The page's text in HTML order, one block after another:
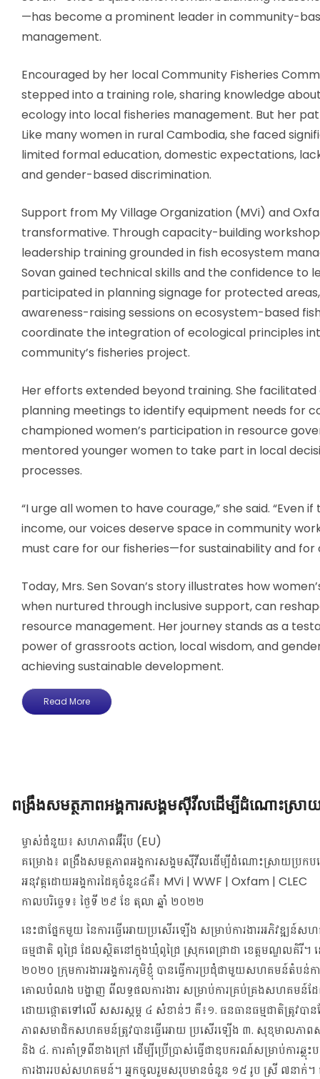
—has become a prominent leader in community-
management.
Encouraged by her local Community Fisheries
stepped into a training role, sharing knowledge
ecology into local fisheries management. But her
Like many women in rural Cambodia, she faced
limited formal education, domestic expectations,
and gender-based discrimination.
Support from My Village Organization (MVi) and
transformative. Through capacity-building
leadership training grounded in fish ecosystem
Sovan gained technical skills and the confidence to
participated in planning signage for protected
awareness-raising sessions on ecosystem-based
coordinate the integration of ecological principles
community’s fisheries project.
Her efforts extended beyond training. She
planning meetings to identify equipment needs for
championed women’s participation in resource
mentored younger women to take part in local
processes.
“I urge all women to have courage,” she said. “Even if
income, our voices deserve space in community
must care for our fisheries—for sustainability and for
Today, Mrs. Sen Sovan’s story illustrates how
when nurtured through inclusive support, can
resource management. Her journey stands as a
power of grassroots action, local wisdom, and
achieving sustainable development.
Read More
ពង្រឹងសមត្ថភាពអង្គការសង្គមស៊ីវីលដើម្បីដំណោះស្រ
ម្ចាស់ជំនួយ៖ សហភាពអ៊ឺរ៉ុប (EU)
គម្រោង៖ ពង្រឹងសមត្ថភាពអង្គការសង្គមស៊ីវីលដើម្បីដំណោះស្រាយប្រក
អនុវត្តដោយអង្គការដៃគូចំនួន៤គឺ៖ MVi | WWF | Oxfam | CLEC
កាលបរិច្ចេទ៖ ថ្ងៃទី ២៩ ខែ តុលា ឆ្នាំ ២០២២
នេះជាផ្នែកមួយ នៃការធ្វើអោយប្រសើរឡើង សម្រាប់ការងារអភិវឌ្ឍន៍ស
ធម្មជាតិ ពូជ្រៃ ដែលស្ថិតនៅក្នុងឃុំពូជ្រៃ ស្រុកពេជ្រាដា ខេត្តមណ្ឌលគិរី។
២០២០ ក្រុមការងារអង្គការភូមិខ្ញុំ បានធ្វើការប្រជុំជាមួយសហគមន៍តំបន់កា
គោលបំណង បង្ហាញ ពីលទ្ធផលការងារ សម្រាប់ការគ្រប់គ្រងសហគមន៍ដែ
ដោយផ្តោតទៅលើ សសរស្តម្ភ​ ៤ សំខាន់ៗ គឺ៖១. ធនធានធម្មជាតិត្រូវបា
ភាពសមាជិកសហគមន៍ត្រូវបានធ្វើអោយ ប្រសើរឡើង ៣. សុខុមាលភាព
និង ៤. ការគាំទ្រពីខាងក្រៅ ដើម្បីប្រើប្រាស់ធ្វើជា​ឧបករណ៍សម្រាប់ការឆ្លុះ
ការងាររបស់សហគមន៍។ អ្នកចូលរួមសរុបមានចំនួន ១៥ រូប ស្រី ៧នាក់